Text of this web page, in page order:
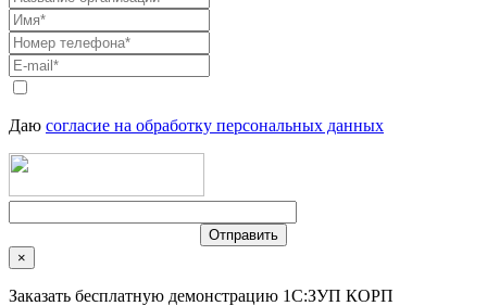
Даю согласие на обработку персональных данных
×
Заказать бесплатную демонстрацию 1С:ЗУП КОРП